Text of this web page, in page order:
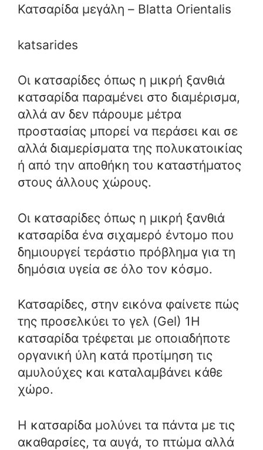
Κατσαρίδα μεγάλη – Blatta Orientalis
katsarides
Οι κατσαρίδες όπως η μικρή ξανθιά
κατσαρίδα παραμένει στο διαμέρισμα,
αλλά αν δεν πάρουμε μέτρα
προστασίας μπορεί να περάσει και σε
αλλά διαμερίσματα της πολυκατοικίας
ή από την αποθήκη του καταστήματος
στους άλλους χώρους.
Οι κατσαρίδες όπως η μικρή ξανθιά
κατσαρίδα ένα σιχαμερό έντομο που
δημιουργεί τεράστιο πρόβλημα για τη
δημόσια υγεία σε όλο τον κόσμο.
Κατσαρίδες, στην εικόνα φαίνετε πώς
της προσελκύει το γελ (Gel) 1Η
κατσαρίδα τρέφεται με οποιαδήποτε
οργανική ύλη κατά προτίμηση τις
αμυλούχες και καταλαμβάνει κάθε
χώρο.
Η κατσαρίδα μολύνει τα πάντα με τις
ακαθαρσίες, τα αυγά, το πτώμα αλλά